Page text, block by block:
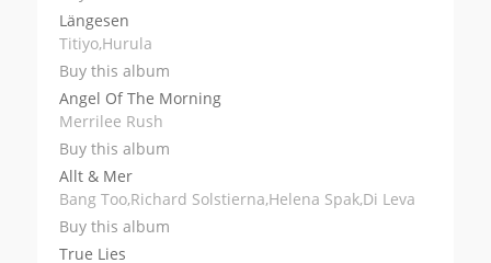
Längesen
Titiyo,Hurula
Buy this album
Angel Of The Morning
Merrilee Rush
Buy this album
Allt & Mer
Bang Too,Richard Solstierna,Helena Spak,Di Leva
Buy this album
True Lies